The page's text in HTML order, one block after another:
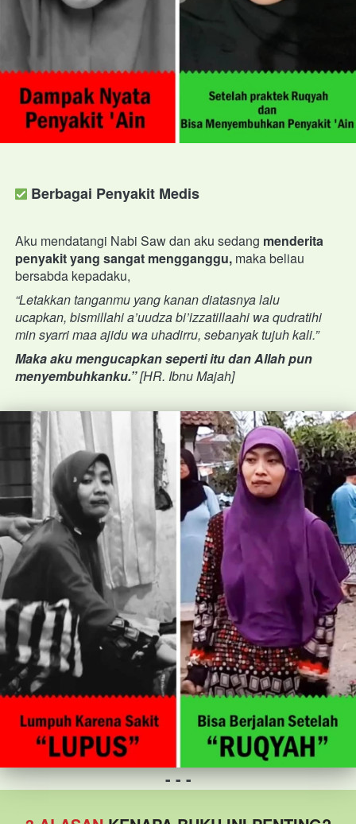
Berbagai Penyakit Medis
Aku mendatangi Nabi Saw dan aku sedang menderita
penyakit yang sangat mengganggu, maka beliau
bersabda kepadaku,
“Letakkan tanganmu yang kanan diatasnya lalu
ucapkan, bismillahi a’uudza bi’izzatillaahi wa qudratihi
min syarri maa ajidu wa uhadirru, sebanyak tujuh kali.”
Maka aku mengucapkan seperti itu dan Allah pun
menyembuhkanku.” [HR. Ibnu Majah]
- - -